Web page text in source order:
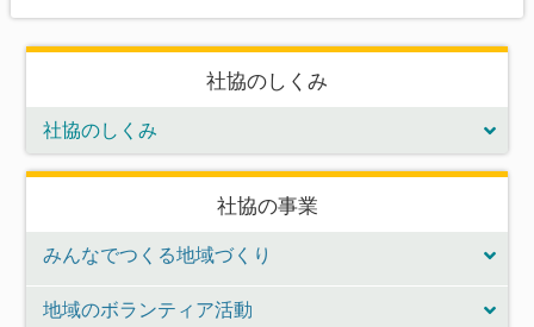
社協のしくみ
社協のしくみ
社協の事業
みんなでつくる地域づくり
地域のボランティア活動